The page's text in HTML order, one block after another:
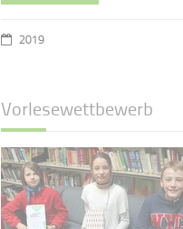
2019
Vorlesewettbewerb